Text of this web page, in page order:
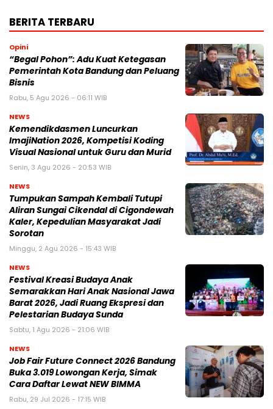
BERITA TERBARU
Opini
“Begal Pohon”: Adu Kuat Ketegasan
Pemerintah Kota Bandung dan Peluang
Bisnis
Rabu, 5 Agu 2026 - 06:11 WIB
NEWS
Kemendikdasmen Luncurkan
ImajiNation 2026, Kompetisi Koding
Visual Nasional untuk Guru dan Murid
Senin, 3 Agu 2026 - 20:53 WIB
NEWS
Tumpukan Sampah Kembali Tutupi
Aliran Sungai Cikendal di Cigondewah
Kaler, Kepedulian Masyarakat Jadi
Sorotan
Minggu, 2 Agu 2026 - 15:43 WIB
NEWS
Festival Kreasi Budaya Anak
Semarakkan Hari Anak Nasional Jawa
Barat 2026, Jadi Ruang Ekspresi dan
Pelestarian Budaya Sunda
Sabtu, 1 Agu 2026 - 21:06 WIB
NEWS
Job Fair Future Connect 2026 Bandung
Buka 3.019 Lowongan Kerja, Simak
Cara Daftar Lewat NEW BIMMA
Rabu, 29 Jul 2026 - 17:15 WIB